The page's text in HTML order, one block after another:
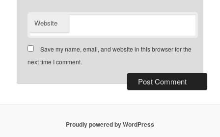
Website
Save my name, email, and website in this browser for the
next time I comment.
Proudly powered by WordPress